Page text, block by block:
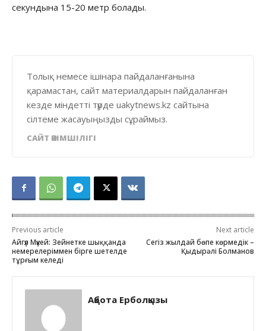
секундына 15-20 метр болады.
Толық немесе ішінара пайдаланғанына
қарамастан, сайт материалдарын пайдаланған
кезде міндетті түрде uakytnews.kz сайтына
сілтеме жасауыңызды сұраймыз.
САЙТ ӘКІМШІЛІГІ
Previous article
Айгүл Мүкей: Зейнетке шыққанда
немерелеріммен бірге шетелде
тұрғым келеді
Next article
Сегіз жылдай бөпе көрмедік –
Қыдырәлі Болманов
Ақбота Ерболқызы